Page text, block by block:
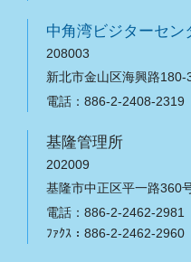
中角湾ビジターセン
208003
新北市金山区海興路180-
電話：886-2-2408-2319
基隆管理所
202009
基隆市中正区平一路360
電話：886-2-2462-2981
ﾌｧｸｽ：886-2-2462-2960